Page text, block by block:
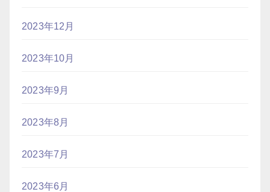
2023年12月
2023年10月
2023年9月
2023年8月
2023年7月
2023年6月